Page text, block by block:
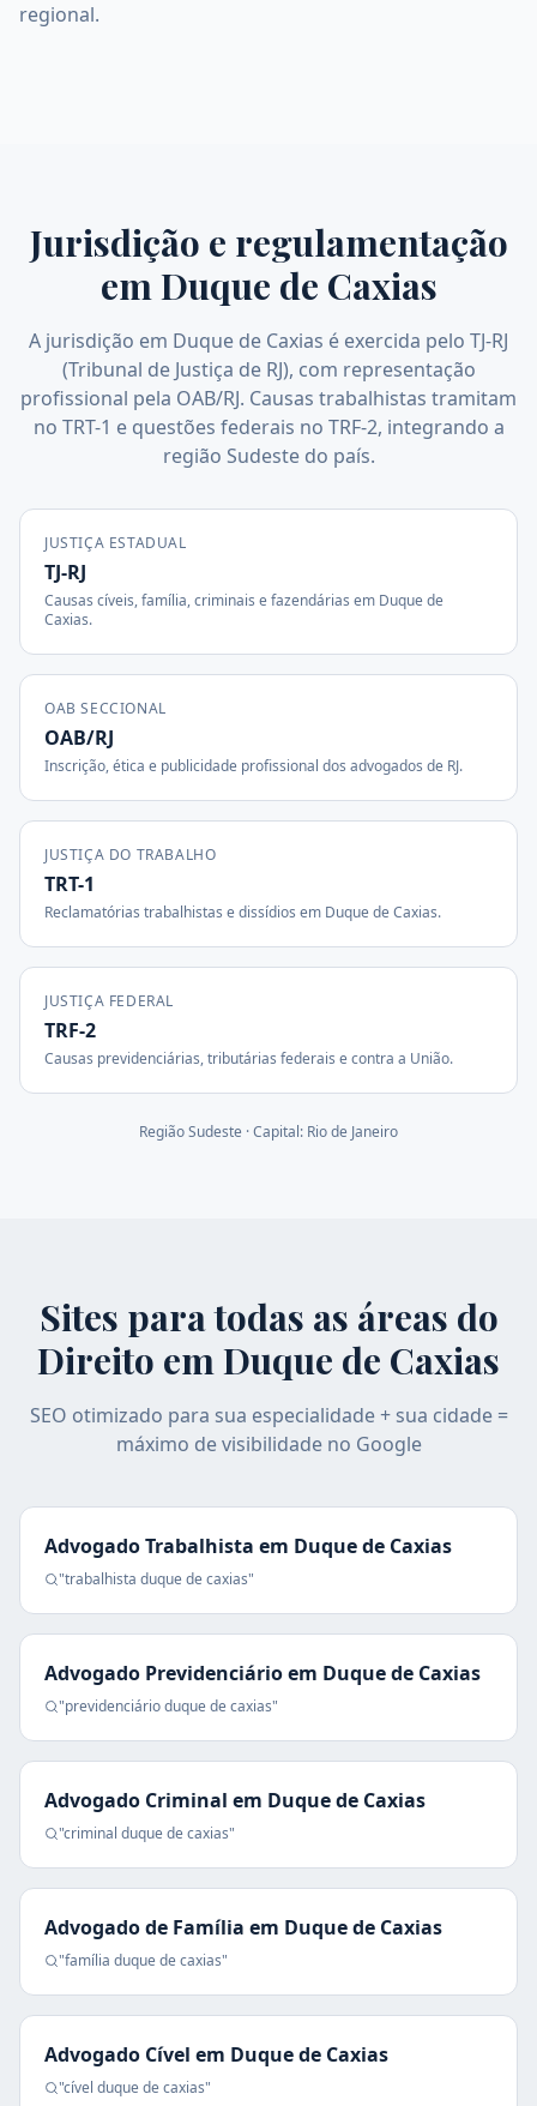
regional.
Jurisdição e regulamentação
emDuque de Caxias
A jurisdição em Duque de Caxias é exercida pelo TJ-RJ
(Tribunal de Justiça de RJ), com representação
profissional pela OAB/RJ. Causas trabalhistas tramitam
no TRT-1 e questões federais no TRF-2, integrando a
região Sudeste do país.
JUSTIÇA ESTADUAL
TJ-RJ
Causas cíveis, família, criminais e fazendárias em Duque de
Caxias.
OAB SECCIONAL
OAB/RJ
Inscrição, ética e publicidade profissional dos advogados de RJ.
JUSTIÇA DO TRABALHO
TRT-1
Reclamatórias trabalhistas e dissídios em Duque de Caxias.
JUSTIÇA FEDERAL
TRF-2
Causas previdenciárias, tributárias federais e contra a União.
RegiãoSudeste · Capital: Rio de Janeiro
Sites para todas as áreas do
Direito emDuque de Caxias
SEO otimizado para sua especialidade + sua cidade =
máximo de visibilidade no Google
Advogado Trabalhista em Duque de Caxias
"trabalhista duque de caxias"
Advogado Previdenciárioem Duque de Caxias
"previdenciárioduque de caxias"
Advogado Criminal em Duque de Caxias
"criminal duque de caxias"
Advogado de Família em Duque de Caxias
"família duque de caxias"
Advogado Cível em Duque de Caxias
"cível duque de caxias"